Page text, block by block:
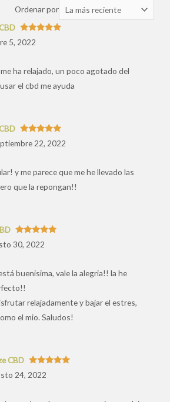
Ordenar por Ordenar
las
Valorado
con
5, 2022
ha relajado, un poco agotado del
el cbd me ayuda
Valorado
con5de 5
22, 2022
y me parece que me he llevado las
que la repongan!!
Valorado
con5de 5
30, 2022
buenisima, vale la alegria!! la he
relajadamente y bajar el estres,
el mio. Saludos!
Valorado
con5
CBD
24, 2022